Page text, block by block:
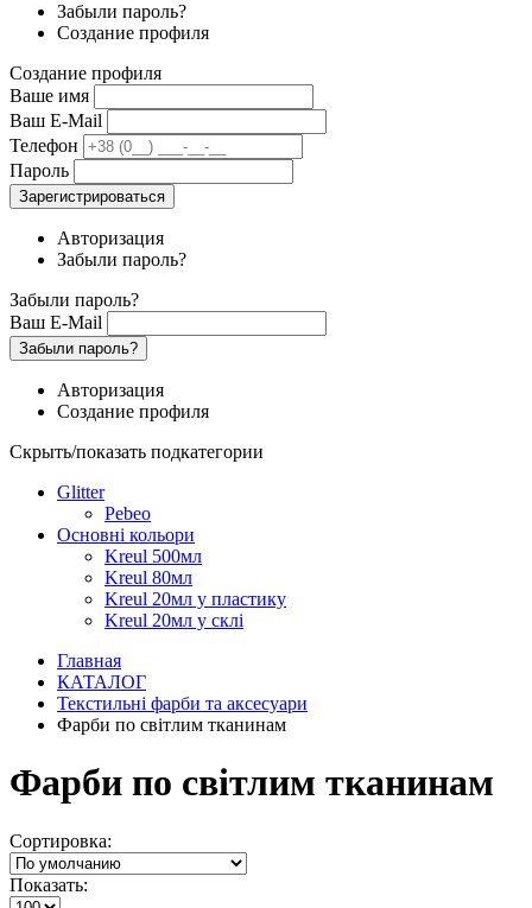
Забыли пароль?
Создание профиля
Создание профиля
Ваше имя
Ваш E-Mail
Телефон
Пароль
Зарегистрироваться
Авторизация
Забыли пароль?
Забыли пароль?
Ваш E-Mail
Забыли пароль?
Авторизация
Создание профиля
Скрыть/показать подкатегории
Glitter
Pebeo
Основні кольори
Kreul 500мл
Kreul 80мл
Kreul 20мл у пластику
Kreul 20мл у склі
Главная
КАТАЛОГ
Текстильні фарби та аксесуари
Фарби по світлим тканинам
Фарби по світлим тканинам
Сортировка:
Показать: